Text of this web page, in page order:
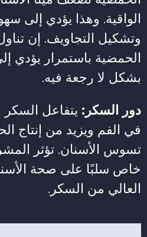
الواقية. وهذا يؤدي إلى
وتشكيل التجاويف. إن
الحمضية باستمرار يؤدي
بشكل لا رجعة فيه.
دور السكر: يتفاعل السكر
في الفم ويزيد من إنتاج
تسوس الأسنان. تؤثر
خاص سلبًا على صحة
العالي من السكر.